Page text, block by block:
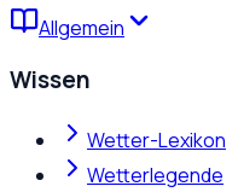
Allgemein
Wissen
Wetter-Lexikon
Wetterlegende